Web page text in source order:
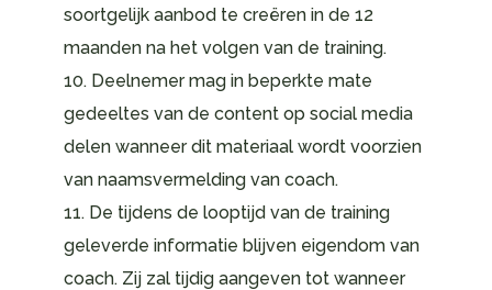
soortgelijk aanbod te creëren in de 12
maanden na het volgen van de training.
10. Deelnemer mag in beperkte mate
gedeeltes van de content op social media
delen wanneer dit materiaal wordt voorzien
van naamsvermelding van coach.
11. De tijdens de looptijd van de training
geleverde informatie blijven eigendom van
coach. Zij zal tijdig aangeven tot wanneer